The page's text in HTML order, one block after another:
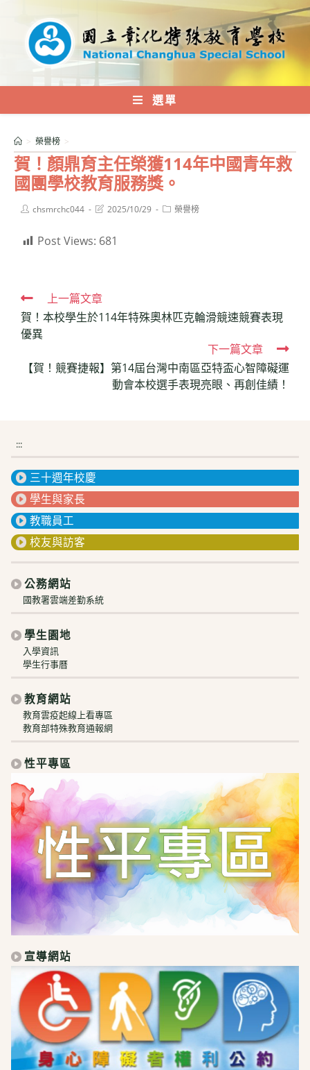
內
選單
賀！顏鼎育主任榮獲114年中國青年救
國團學校教育服務獎。
> 榮譽榜 >
Postchsmrchc044
Post2025/10/29
Post榮譽榜
Post Views: 681
Read
more
articles
上一篇文章
賀！本校學生於114年特殊奧林匹克輪滑競速競賽表現
優異
下一篇文章
【賀！競賽捷報】第14屆台灣中南區亞特盃心智障礙運
動會本校選手表現亮眼、再創佳績！
:::
三十週年校慶
學生與家長
教職員工
校友與訪客
公務網站
國教署雲端差勤系統
學生園地
入學資訊
學生行事曆
教育網站
教育雲疫起線上看專區
教育部特殊教育通報網
性平專區
宣導網站